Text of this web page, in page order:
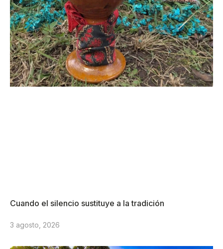
Cuando el silencio sustituye a la tradición
3 agosto, 2026